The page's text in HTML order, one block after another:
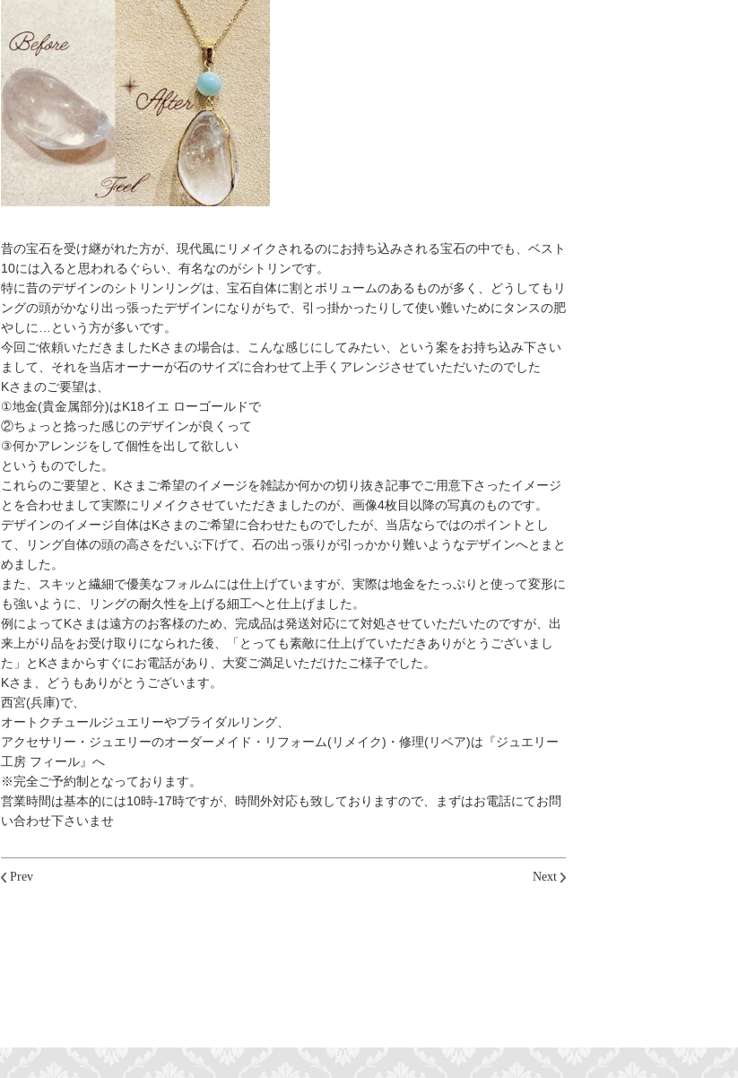
昔の宝石を受け継がれた方が、現代風にリメイクされるのにお持ち込みされる宝石の中でも、ベスト
10には入ると思われるぐらい、有名なのがシトリンです。
特に昔のデザインのシトリンリングは、宝石自体に割とボリュームのあるものが多く、どうしてもリ
ングの頭がかなり出っ張ったデザインになりがちで、引っ掛かったりして使い難いためにタンスの肥
やしに…という方が多いです。
今回ご依頼いただきましたKさまの場合は、こんな感じにしてみたい、という案をお持ち込み下さい
まして、それを当店オーナーが石のサイズに合わせて上手くアレンジさせていただいたのでした
Kさまのご要望は、
①地金(貴金属部分)はK18イエ ローゴールドで
②ちょっと捻った感じのデザインが良くって
③何かアレンジをして個性を出して欲しい
というものでした。
これらのご要望と、Kさまご希望のイメージを雑誌か何かの切り抜き記事でご用意下さったイメージ
とを合わせまして実際にリメイクさせていただきましたのが、画像4枚目以降の写真のものです。
デザインのイメージ自体はKさまのご希望に合わせたものでしたが、当店ならではのポイントとし
て、リング自体の頭の高さをだいぶ下げて、石の出っ張りが引っかかり難いようなデザインへとまと
めました。
また、スキッと繊細で優美なフォルムには仕上げていますが、実際は地金をたっぷりと使って変形に
も強いように、リングの耐久性を上げる細工へと仕上げました。
例によってKさまは遠方のお客様のため、完成品は発送対応にて対処させていただいたのですが、出
来上がり品をお受け取りになられた後、「とっても素敵に仕上げていただきありがとうございまし
た」とKさまからすぐにお電話があり、大変ご満足いただけたご様子でした。
Kさま、どうもありがとうございます。
西宮(兵庫)で、
オートクチュールジュエリーやブライダルリング、
アクセサリー・ジュエリーのオーダーメイド・リフォーム(リメイク)・修理(リペア)は『ジュエリー
工房 フィール』へ
※完全ご予約制となっております。
営業時間は基本的には10時-17時ですが、時間外対応も致しておりますので、まずはお電話にてお問
い合わせ下さいませ
Prev Next